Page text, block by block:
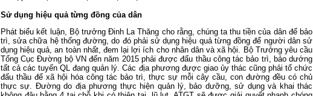
Sử dụng hiệu quả từng đồng của dân
Phát biểu kết luận, Bộ trưởng Đinh La Thăng cho rằng, chúng ta thu tiền của dân để bảo
trì, sửa chữa hệ thống đường, do đó phải sử dụng hiệu quả từng đồng để người dân sử
dụng hiệu quả, an toàn nhất, đem lại lợi ích cho nhân dân và xã hội. Bộ Trưởng yêu cầu
Tổng Cục Đường bộ VN đến năm 2015 phải được đấu thầu công tác bảo trì, bảo dướng
tất cả các tuyến QL đang quản lý. Các địa phương được giao ủy thác cũng phải tổ chức
đấu thầu để xã hội hóa công tác bảo trì, thực sự mỗi cây cầu, con đường đều có chủ
thực sự. Đường do địa phương thực hiện quản lý, bảo dưỡng, sử dụng và khai thác